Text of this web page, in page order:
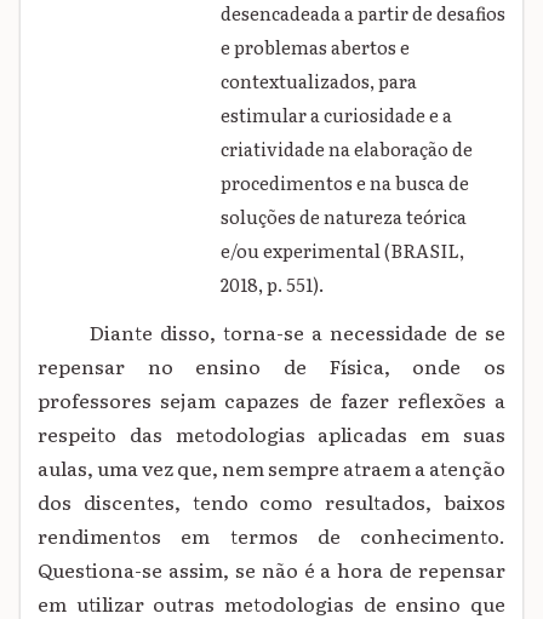
desencadeada a partir de desafios
e problemas abertos e
contextualizados, para
estimular a curiosidade e a
criatividade na elaboração de
procedimentos e na busca de
soluções de natureza teórica
e/ou experimental (BRASIL,
2018, p. 551).
Diante disso, torna-se a necessidade de se
repensar no ensino de Física, onde os
professores sejam capazes de fazer reflexões a
respeito das metodologias aplicadas em suas
aulas, uma vez que, nem sempre atraem a atenção
dos discentes, tendo como resultados, baixos
rendimentos em termos de conhecimento.
Questiona-se assim, se não é a hora de repensar
em utilizar outras metodologias de ensino que